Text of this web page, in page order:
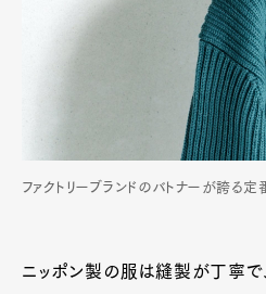
ファクトリーブランドのバトナーが誇る定
ニッポン製の服は縫製が丁寧で